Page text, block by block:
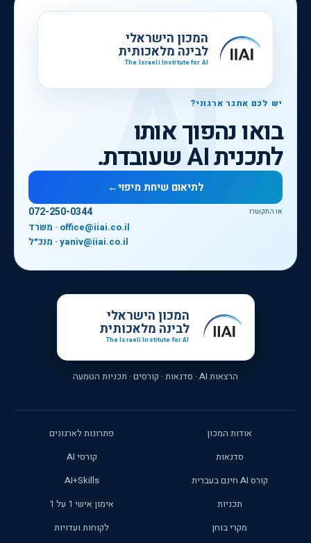
המכון הישראלי
לבינה מלאכותית
The Israeli Institute for AI
יש לכם אתגר ארגוני?
בואו נהפוך אותו
לתכנית AI שעובדת.
לתיאום שיחת מיפוי←
או התקשרו 072-250-0344
משרד · office@iiai.co.il
מנכ״ל · yaniv@iiai.co.il
המכון הישראלי
לבינה מלאכותית
The Israeli Institute for AI
הרצאות AI · סדנאות · קורסים · תכניות הטמעה
אודות המכון
פתרונות לארגונים
סדנאות
קורסי AI
קורס AI חינם בעברית
AI+Skills
תכניות
אימון אישי 1 על 1
מקרי בוחן
לקוחות ועדויות